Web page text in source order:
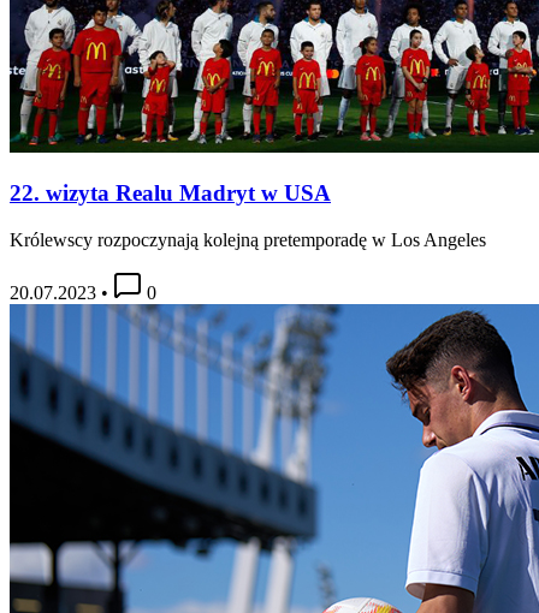
22. wizyta Realu Madryt w USA
Królewscy rozpoczynają kolejną pretemporadę w Los Angeles
20.07.2023 • 0